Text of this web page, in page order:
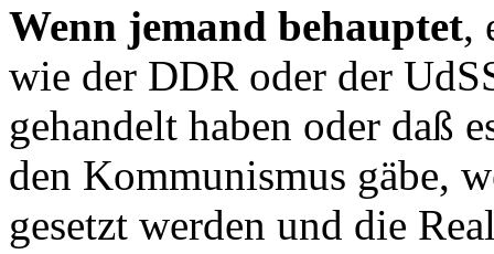
Wenn jemand behauptet,
wie der DDR oder der
gehandelt haben oder daß
den Kommunismus gäbe,
gesetzt werden und die